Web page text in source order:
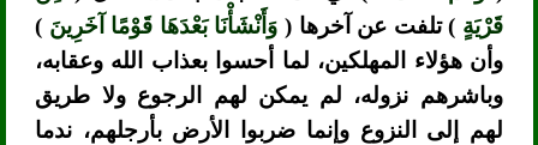
قَرْيَةٍ ) تلفت عن آخرها (وَأَنْشَأْنَا بَعْدَهَا قَوْمًا آخَرِينَ)
وأن هؤلاء المهلكين، لما أحسوا بعذاب الله وعقابه،
وباشرهم نزوله، لم يمكن لهم الرجوع ولا طريق
لهم إلى النزوع وإنما ضربوا الأرض بأرجلهم، ندما